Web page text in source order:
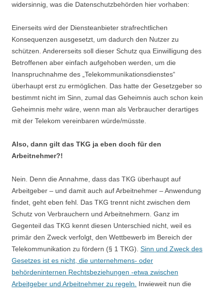
widersinnig, was die Datenschutzbehörden hier vorhaben:
Einerseits wird der Diensteanbieter strafrechtlichen
Konsequenzen ausgesetzt, um dadurch den Nutzer zu
schützen. Andererseits soll dieser Schutz qua Einwilligung des
Betroffenen aber einfach aufgehoben werden, um die
Inanspruchnahme des „Telekommunikationsdienstes“
überhaupt erst zu ermöglichen. Das hatte der Gesetzgeber so
bestimmt nicht im Sinn, zumal das Geheimnis auch schon kein
Geheimnis mehr wäre, wenn man als Verbraucher derartiges
mit der Telekom vereinbaren würde/müsste.
Also, dann gilt das TKG ja eben doch für den
Arbeitnehmer?!
Nein. Denn die Annahme, dass das TKG überhaupt auf
Arbeitgeber – und damit auch auf Arbeitnehmer – Anwendung
findet, geht eben fehl. Das TKG trennt nicht zwischen dem
Schutz von Verbrauchern und Arbeitnehmern. Ganz im
Gegenteil das TKG kennt diesen Unterschied nicht, weil es
primär den Zweck verfolgt, den Wettbewerb im Bereich der
Telekommunikation zu fördern (§ 1 TKG). Sinn und Zweck des
Gesetzes ist es nicht, die unternehmens- oder
behördeninternen Rechtsbeziehungen -etwa zwischen
Arbeitgeber und Arbeitnehmer zu regeln.
Inwieweit nun die